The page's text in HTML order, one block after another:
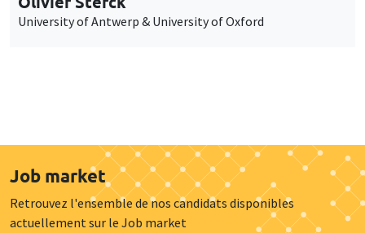
University of Antwerp & University of Oxford
Job market
Retrouvez l'ensemble de nos candidats disponibles
actuellement sur le Job market